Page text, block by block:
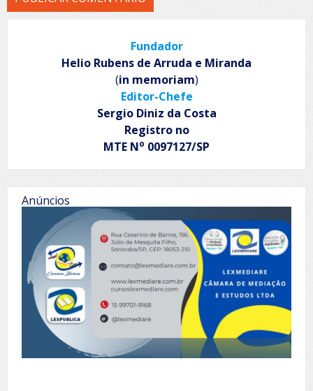
Fundador
Helio Rubens de Arruda e Miranda
(in memoriam)
Editor-Chefe
Sergio Diniz da Costa
Registro no
MTE No 0097127/SP
Anúncios